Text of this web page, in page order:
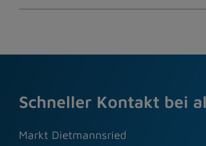
Schneller Kontakt bei
Markt Dietmannsried